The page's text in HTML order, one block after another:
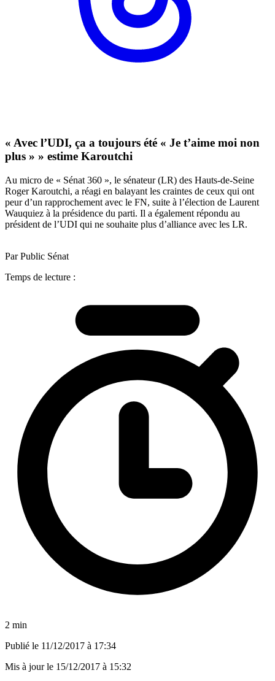
« Avec l’UDI, ça a toujours été « Je t’aime moi non
plus » » estime Karoutchi
Au micro de « Sénat 360 », le sénateur (LR) des Hauts-de-Seine
Roger Karoutchi, a réagi en balayant les craintes de ceux qui ont
peur d’un rapprochement avec le FN, suite à l’élection de Laurent
Wauquiez à la présidence du parti. Il a également répondu au
président de l’UDI qui ne souhaite plus d’alliance avec les LR.
Par Public Sénat
Temps de lecture :
2 min
Publié le 11/12/2017 à 17:34
Mis à jour le 15/12/2017 à 15:32